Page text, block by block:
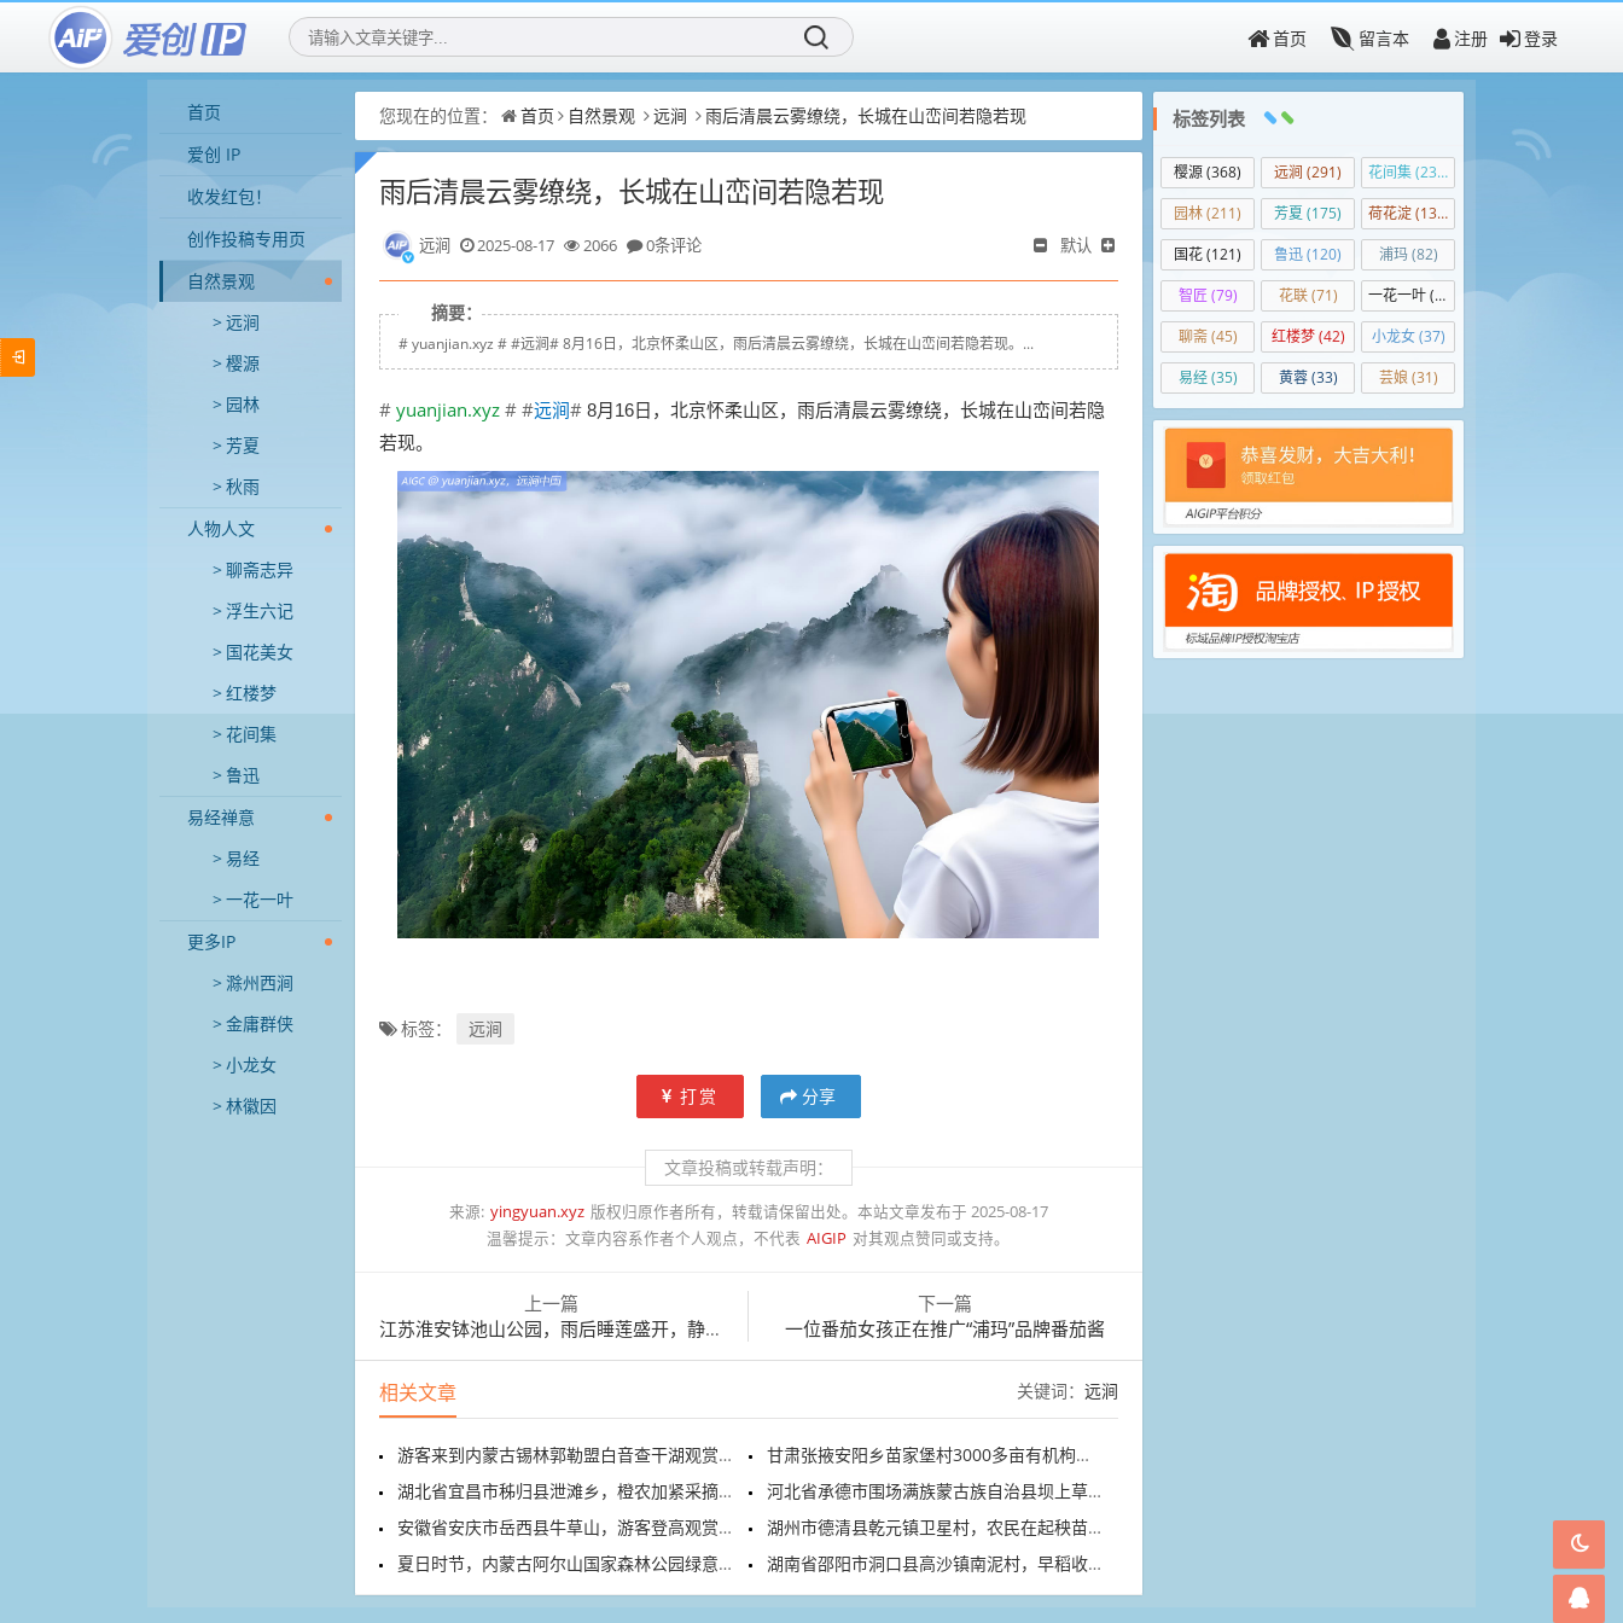
首页 留言本 注册 登录
首页
爱创 IP
收发红包！
创作投稿专用页
自然景观
远涧
樱源
园林
芳夏
秋雨
人物人文
聊斋志异
浮生六记
国花美女
红楼梦
花间集
鲁迅
易经禅意
易经
一花一叶
更多IP
滁州西涧
金庸群侠
小龙女
林徽因
您现在的位置： 首页 自然景观 远涧 雨后清晨云雾缭绕，长城在山峦间若隐若现
雨后清晨云雾缭绕，长城在山峦间若隐若现
远涧 2025-08-17 2066 0条评论 默认
摘要：
# yuanjian.xyz # #远涧# 8月16日，北京怀柔山区，雨后清晨云雾缭绕，长城在山峦间若隐若现。...
# yuanjian.xyz # #远涧# 8月16日，北京怀柔山区，雨后清晨云雾缭绕，长城在山峦间若隐
若现。
标签： 远涧
打赏 分享
文章投稿或转载声明：
来源: yingyuan.xyz 版权归原作者所有，转载请保留出处。本站文章发布于 2025-08-17
温馨提示：文章内容系作者个人观点，不代表 AIGIP 对其观点赞同或支持。
上一篇
江苏淮安钵池山公园，雨后睡莲盛开，静谧唯美。
下一篇
一位番茄女孩正在推广“浦玛”品牌番茄酱
相关文章 关键词： 远涧
游客来到内蒙古锡林郭勒盟白音查干湖观赏游玩
甘肃张掖安阳乡苗家堡村3000多亩有机枸杞进入头茬采摘季
湖北省宜昌市秭归县泄滩乡，橙农加紧采摘夏橙
河北省承德市围场满族蒙古族自治县坝上草原满目青翠
安徽省安庆市岳西县牛草山，游客登高观赏日出云海
湖州市德清县乾元镇卫星村，农民在起秧苗、插秧苗
夏日时节，内蒙古阿尔山国家森林公园绿意盎然
湖南省邵阳市洞口县高沙镇南泥村，早稻收割时节
标签列表
樱源(368) 远涧 (291) 花间集(236)
园林(211) 芳夏 (175) 荷花淀(138)
国花(121) 鲁迅(120) 浦玛(82)
智匠 (79) 花联(71) 一花一叶(50)
聊斋(45) 红楼梦(42) 小龙女(37)
易经(35) 黄蓉(33) 芸娘(31)